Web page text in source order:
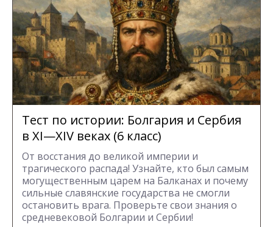
Тест по истории: Болгария и Сербия
в XI—XIV веках (6 класс)
От восстания до великой империи и
трагического распада! Узнайте, кто был самым
могущественным царем на Балканах и почему
сильные славянские государства не смогли
остановить врага. Проверьте свои знания о
средневековой Болгарии и Сербии!